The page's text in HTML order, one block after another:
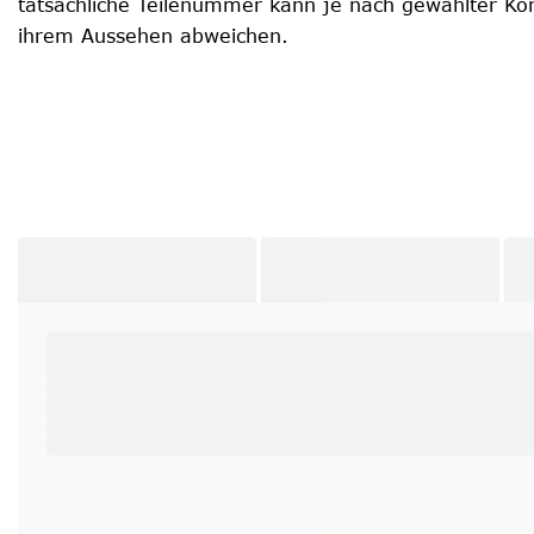
tatsächliche Teilenummer kann je nach gewählter
ihrem Aussehen abweichen.